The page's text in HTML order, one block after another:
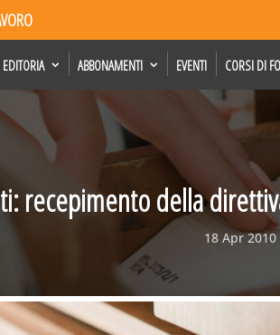
EDITORIA ABBONAMENTI EVENTI CORSI DI
recepimento della
18 Apr 2010